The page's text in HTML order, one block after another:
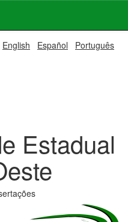
English Español Português
Estadual